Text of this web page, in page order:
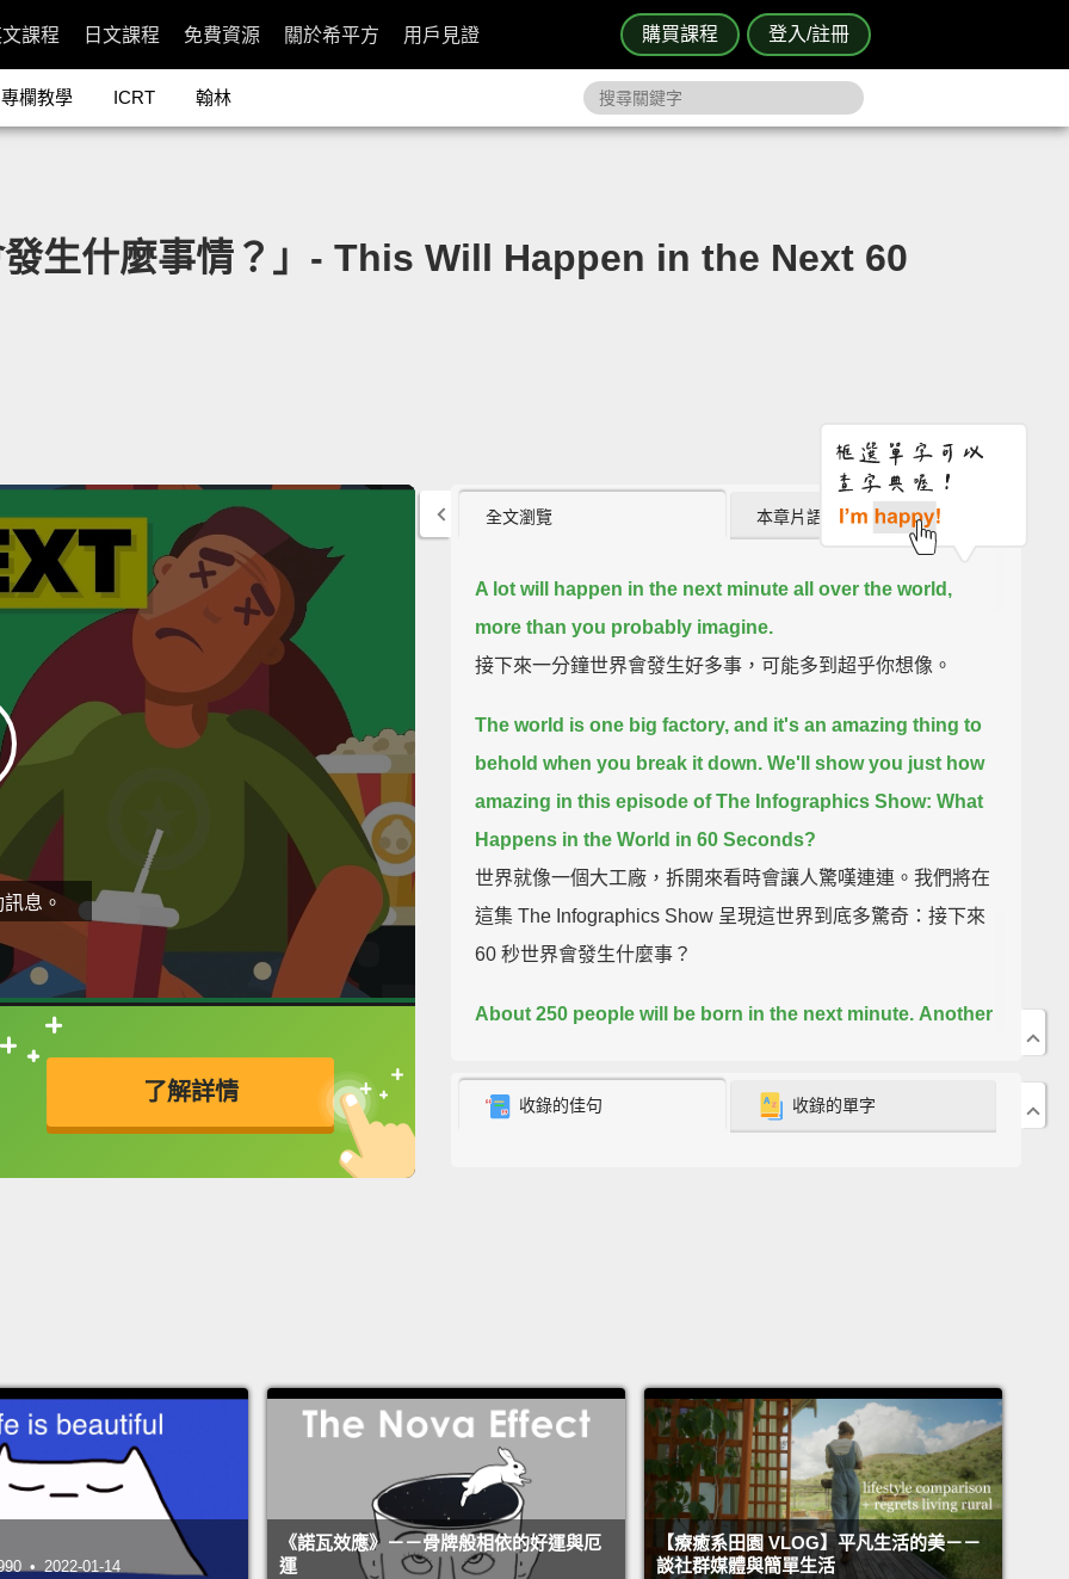
購買課程 登入/註冊
課程 日文課程 免費資源 關於希平方 用戶見證
專欄教學 ICRT 翰林
生什麼事情？」- This Will Happen in the Next 60
息。
了解詳情
接查字典喔！
英
全文瀏覽 本章片語 (3)
A lot will happen in the next minute all over the world,
more than you probably imagine.
接下來一分鐘世界會發生好多事，可能多到超乎你想像。
The world is one big factory, and it's an amazing thing to
behold when you break it down. We'll show you just how
amazing in this episode of The Infographics Show: What
Happens in the World in 60 Seconds?
世界就像一個大工廠，拆開來看時會讓人驚嘆連連。我們將在
這集 The Infographics Show 呈現這世界到底多驚奇：接下來
60 秒世界會發生什麼事？
About 250 people will be born in the next minute. Another
大約 250 個嬰兒會在下一分鐘出生。另外有 105 人會死亡。
每分鐘會跳動 5,000 億次。
The world will move for the 83,300 people that will make
love.
世界會因 83,300 個正在滾床單的人而為之震動。
收錄的佳句 收錄的單字
• 2022-01-14
《諾瓦效應》－－骨牌般相依的好運與厄
運
【療癒系田園 VLOG】平凡生活的美－－
談社群媒體與簡單生活